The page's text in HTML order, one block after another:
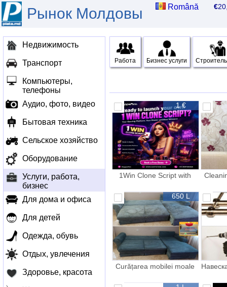
Рынок Молдовы Română €
Недвижимость
Транспорт
Компьютеры,
телефоны
Аудио, фото, видео
Бытовая техника
Сельское хозяйство
Оборудование
Услуги, работа,
бизнес
Для дома и офиса
Для детей
Одежда, обувь
Отдых, увлечения
Здоровье, красота
Работа Бизнес услуги
1 €
1Win Clone Script with
Casino
650 L
Curățarea mobilei moale